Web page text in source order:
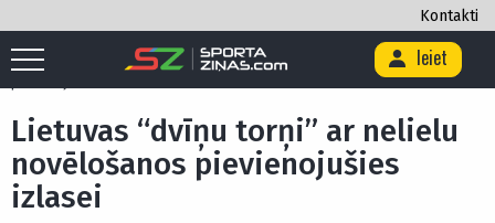
Kontakti
Ieiet
Sākums Basketbols / Lietuvas “dvīņu torņi” ar nelielu novēlošanos
Lietuvas “dvīņu torņi” ar nelielu
novēlošanos pievienojušies
izlasei